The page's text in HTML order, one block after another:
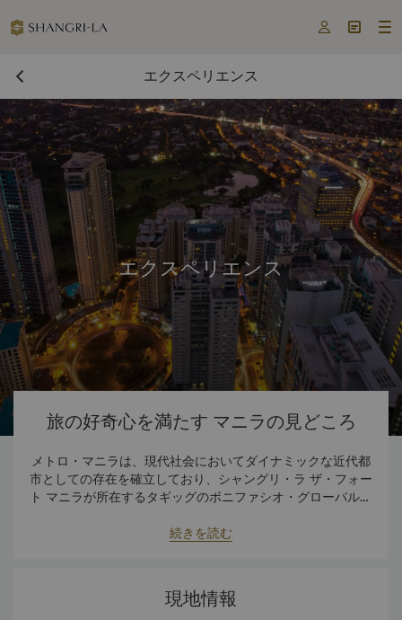
  
エクスペリエンス
エクスペリエンス
旅の好奇心を満たす マニラの見どころ
メトロ・マニラは、現代社会においてダイナミックな近代都
市としての存在を確立しており、シャングリ・ラ ザ・フォー
ト マニラが所在するタギッグのボニファシオ・グローバル・
仲間入りを果たしています。
んでいます。1902年、フォート・ウィリアム・マックキン
国民的英雄アンドリュー・ボニファシオにちなみフォート・
ボニファシオと名付けられました。
代化を開始し、今ではボニファシオ・グローバル・シティと
して知られるようになりました。現在では、ボニファシオ・
続きを読む
現地情報